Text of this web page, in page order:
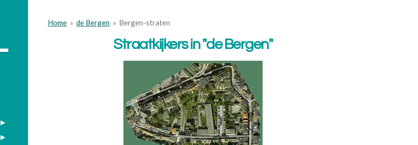
Home » de Bergen » Bergen-straten
Straatkijkers in "de Bergen"